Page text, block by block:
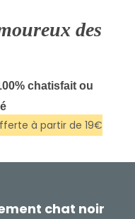
des
chatisfait ou
chat noir